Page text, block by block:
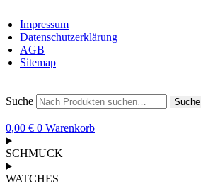
Impressum
Datenschutzerklärung
AGB
Sitemap
Suche Suche
0,00 € 0 Warenkorb
SCHMUCK
WATCHES